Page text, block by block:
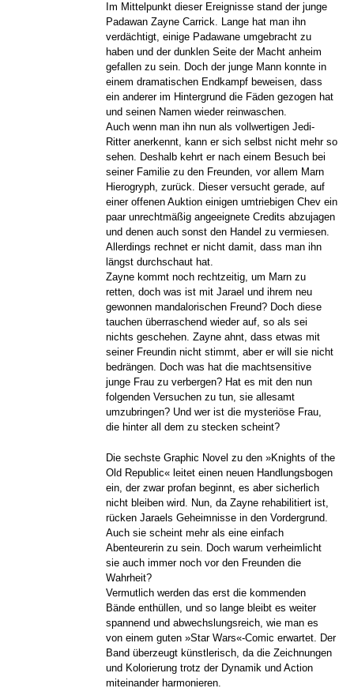
Im Mittelpunkt dieser Ereignisse stand der junge
Padawan Zayne Carrick. Lange hat man ihn
verdächtigt, einige Padawane umgebracht zu
haben und der dunklen Seite der Macht anheim
gefallen zu sein. Doch der junge Mann konnte in
einem dramatischen Endkampf beweisen, dass
ein anderer im Hintergrund die Fäden gezogen hat
und seinen Namen wieder reinwaschen.
Auch wenn man ihn nun als vollwertigen Jedi-
Ritter anerkennt, kann er sich selbst nicht mehr so
sehen. Deshalb kehrt er nach einem Besuch bei
seiner Familie zu den Freunden, vor allem Marn
Hierogryph, zurück. Dieser versucht gerade, auf
einer offenen Auktion einigen umtriebigen Chev ein
paar unrechtmäßig angeeignete Credits abzujagen
und denen auch sonst den Handel zu vermiesen.
Allerdings rechnet er nicht damit, dass man ihn
längst durchschaut hat.
Zayne kommt noch rechtzeitig, um Marn zu
retten, doch was ist mit Jarael und ihrem neu
gewonnen mandalorischen Freund? Doch diese
tauchen überraschend wieder auf, so als sei
nichts geschehen. Zayne ahnt, dass etwas mit
seiner Freundin nicht stimmt, aber er will sie nicht
bedrängen. Doch was hat die machtsensitive
junge Frau zu verbergen? Hat es mit den nun
folgenden Versuchen zu tun, sie allesamt
umzubringen? Und wer ist die mysteriöse Frau,
die hinter all dem zu stecken scheint?
Die sechste Graphic Novel zu den »Knights of the
Old Republic« leitet einen neuen Handlungsbogen
ein, der zwar profan beginnt, es aber sicherlich
nicht bleiben wird. Nun, da Zayne rehabilitiert ist,
rücken Jaraels Geheimnisse in den Vordergrund.
Auch sie scheint mehr als eine einfach
Abenteurerin zu sein. Doch warum verheimlicht
sie auch immer noch vor den Freunden die
Wahrheit?
Vermutlich werden das erst die kommenden
Bände enthüllen, und so lange bleibt es weiter
spannend und abwechslungsreich, wie man es
von einem guten »Star Wars«-Comic erwartet. Der
Band überzeugt künstlerisch, da die Zeichnungen
und Kolorierung trotz der Dynamik und Action
miteinander harmonieren.